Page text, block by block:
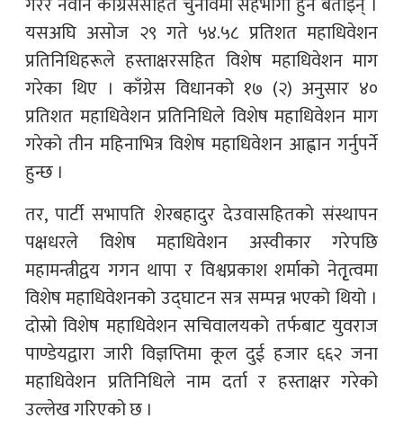
यसअघि असोज २९ गते ५४.५८ प्रतिशत महाधिवेशन
प्रतिनिधिहरूले हस्ताक्षरसहित विशेष महाधिवेशन माग
गरेका थिए । काँग्रेस विधानको १७ (२) अनुसार ४०
प्रतिशत महाधिवेशन प्रतिनिधिले विशेष महाधिवेशन माग
गरेको तीन महिनाभित्र विशेष महाधिवेशन आह्वान गर्नुपर्ने
हुन्छ ।
तर, पार्टी सभापति शेरबहादुर देउवासहितको संस्थापन
पक्षधरले विशेष महाधिवेशन अस्वीकार गरेपछि
महामन्त्रीद्वय गगन थापा र विश्वप्रकाश शर्माको नेतृृत्वमा
विशेष महाधिवेशनको उद्घाटन सत्र सम्पन्न भएको थियो ।
दोस्रो विशेष महाधिवेशन सचिवालयको तर्फबाट युवराज
पाण्डेयद्वारा जारी विज्ञप्तिमा कूल दुई हजार ६६२ जना
महाधिवेशन प्रतिनिधिले नाम दर्ता र हस्ताक्षर गरेको
उल्लेख गरिएको छ ।